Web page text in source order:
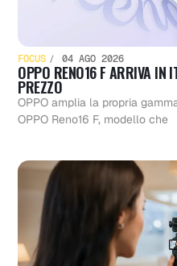
FOCUS 04 AGO 2026
OPPO RENO16 F ARRIVA IN
PREZZO
OPPO amplia la propria
OPPO Reno16 F, modello che